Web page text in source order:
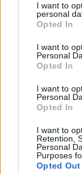
not limited to
grant or deny
use your data
consent section.
I want to
personal
Opted In
I want to
Personal
Opted In
I want to
Personal
Opted In
I want to
Retention,
Personal
Purposes
Opted Out
Heti
voltak a
játékai